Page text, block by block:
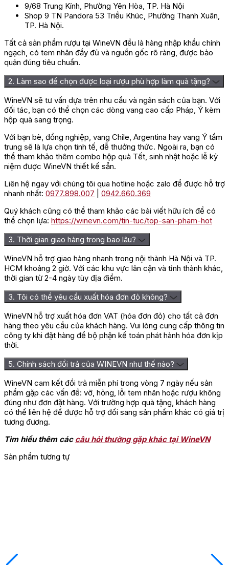
9/68 Trung Kính, Phường Yên Hòa, TP. Hà Nội
Shop 9 TN Pandora 53 Triều Khúc, Phường Thanh Xuân,
TP. Hà Nội.
Tất cả sản phẩm rượu tại WineVN đều là hàng nhập khẩu chính
ngạch, có tem nhãn đầy đủ và nguồn gốc rõ ràng, được bảo
quản đúng tiêu chuẩn.
2. Làm sao để chọn được loại rượu phù hợp làm quà tặng?
WineVN sẽ tư vấn dựa trên nhu cầu và ngân sách của bạn. Với
đối tác, bạn có thể chọn các dòng vang cao cấp Pháp, Ý kèm
hộp quà sang trọng.
Với bạn bè, đồng nghiệp, vang Chile, Argentina hay vang Ý tầm
trung sẽ là lựa chọn tinh tế, dễ thưởng thức. Ngoài ra, bạn có
thể tham khảo thêm combo hộp quà Tết, sinh nhật hoặc lễ kỷ
niệm được WineVN thiết kế sẵn.
Liên hệ ngay với chúng tôi qua hotline hoặc zalo để được hỗ trợ
nhanh nhất: 0977.898.007
0942.660.369
Quý khách cũng có thể tham khảo các bài viết hữu ích để có
thể chọn lựa: https://winevn.com/tin-tuc/top-san-pham-hot
3. Thời gian giao hàng trong bao lâu?
WineVN hỗ trợ giao hàng nhanh trong nội thành Hà Nội và TP.
HCM khoảng 2 giờ. Với các khu vực lân cận và tỉnh thành khác,
thời gian từ 2-4 ngày tùy địa điểm.
3. Tôi có thể yêu cầu xuất hóa đơn đỏ không?
WineVN hỗ trợ xuất hóa đơn VAT (hóa đơn đỏ) cho tất cả đơn
hàng theo yêu cầu của khách hàng. Vui lòng cung cấp thông tin
công ty khi đặt hàng để bộ phận kế toán phát hành hóa đơn kịp
thời.
5. Chính sách đổi trả của WINEVN như thế nào?
WineVN cam kết đổi trả miễn phí trong vòng 7 ngày nếu sản
phẩm gặp các vấn đề: vỡ, hỏng, lỗi tem nhãn hoặc rượu không
đúng như đơn đặt hàng. Với trường hợp quà tặng, khách hàng
có thể liên hệ để được hỗ trợ đổi sang sản phẩm khác có giá trị
tương đương.
Tìm hiểu thêm các câu hỏi thường gặp khác tại WineVN
Sản phẩm tương tự